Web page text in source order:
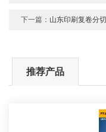
下一篇： 山东印刷复卷分
推荐产品